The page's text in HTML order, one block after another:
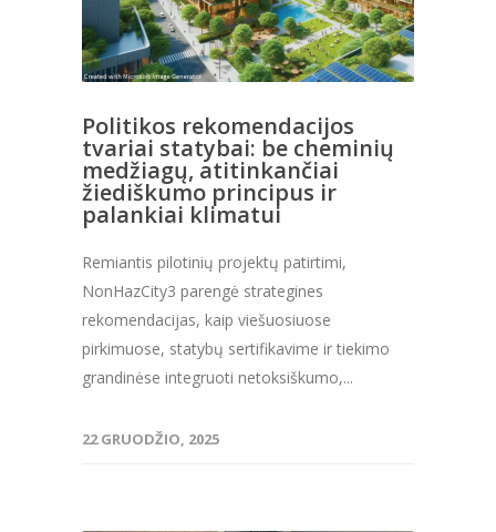
Politikos rekomendacijos
tvariai statybai: be cheminių
medžiagų, atitinkančiai
žiediškumo principus ir
palankiai klimatui
Remiantis pilotinių projektų patirtimi,
NonHazCity3 parengė strategines
rekomendacijas, kaip viešuosiuose
pirkimuose, statybų sertifikavime ir tiekimo
grandinėse integruoti netoksiškumo,...
22 GRUODŽIO, 2025